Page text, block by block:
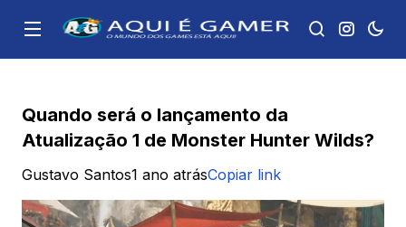
Quando será o lançamento da
Atualização 1 de Monster Hunter Wilds?
Gustavo Santos1 ano atrásCopiar link